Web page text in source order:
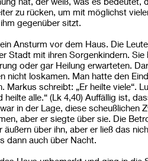
zu rücken, um mit möglichst
gegenüber sitzt.
Ansturm vor dem Haus. Die
Stadt mit ihren Sorgenkindern.
oder gar Heilung erwarteten.
nicht loskamen. Man hatte den
schreibt: „Er heilte viele“.
alle.“ (Lk 4,40) Auffällig ist,
in der Lage, diese scheußlichen
aber er siegte über sie. Die
über ihn, aber er ließ das
dann auch über Nacht.